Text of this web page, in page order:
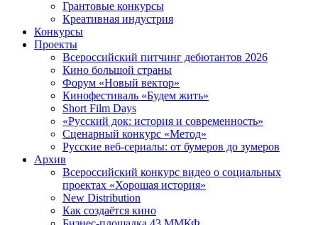
Грантовые конкурсы
Креативная индустрия
Конкурсы
Проекты
Всероссийский питчинг дебютантов 2026
Кино большой страны
Форум «Новый вектор»
Кинофестиваль «Будем жить»
Short Film Days
«Русский док: история и современность»
Сценарный конкурс «Метод»
Русские веб-сериалы: от бумеров до зумеров
Архив
Всероссийский конкурс видео о социальных
проектах «Хорошая история»
New Distribution
Как создаётся кино